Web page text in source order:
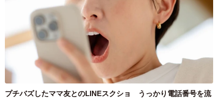
プチバズしたママ友とのLINEスクショ うっかり電話番号を流